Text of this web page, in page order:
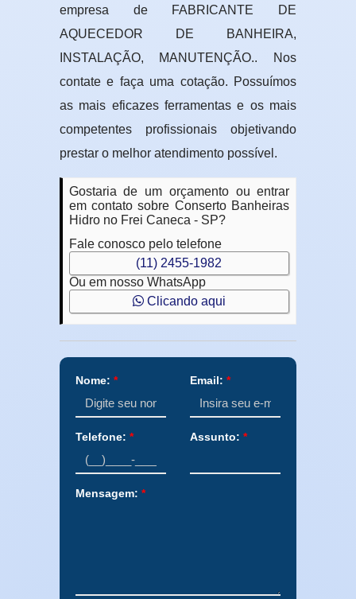
empresa de FABRICANTE DE
AQUECEDOR DE BANHEIRA,
INSTALAÇÃO, MANUTENÇÃO.. Nos
contate e faça uma cotação. Possuímos
as mais eficazes ferramentas e os mais
competentes profissionais objetivando
prestar o melhor atendimento possível.
Gostaria de um orçamento ou entrar
em contato sobre Conserto Banheiras
Hidro no Frei Caneca - SP?
Fale conosco pelo telefone
(11) 2455-1982
Ou em nosso WhatsApp
Clicando aqui
Nome: * Email: *
Telefone: * Assunto: *
Mensagem: *